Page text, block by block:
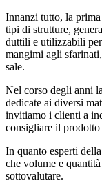
Innanzi tutto, la prima
tipi di strutture,
duttili e utilizzabili
mangimi agli
sale.
Nel corso degli anni
dedicate ai diversi
invitiamo i clienti a
consigliare il
In quanto esperti della
che volume e
sottovalutare.